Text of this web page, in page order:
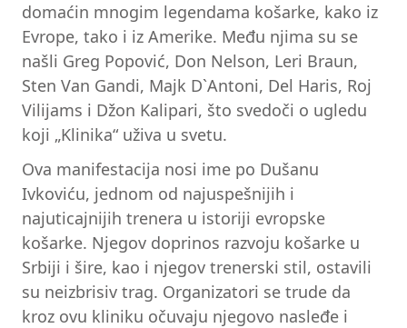
domaćin mnogim legendama košarke, kako iz
Evrope, tako i iz Amerike. Među njima su se
našli Greg Popović, Don Nelson, Leri Braun,
Sten Van Gandi, Majk D`Antoni, Del Haris, Roj
Vilijams i Džon Kalipari, što svedoči o ugledu
koji „Klinika“ uživa u svetu.
Ova manifestacija nosi ime po Dušanu
Ivkoviću, jednom od najuspešnijih i
najuticajnijih trenera u istoriji evropske
košarke. Njegov doprinos razvoju košarke u
Srbiji i šire, kao i njegov trenerski stil, ostavili
su neizbrisiv trag. Organizatori se trude da
kroz ovu kliniku očuvaju njegovo nasleđe i